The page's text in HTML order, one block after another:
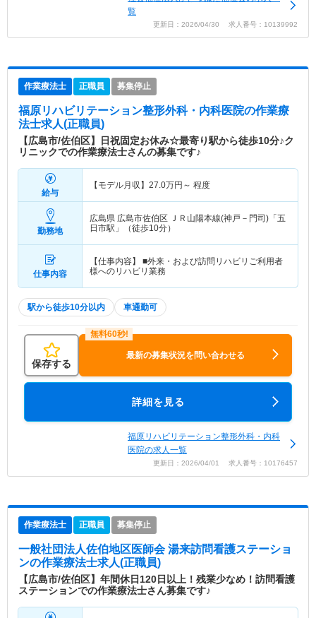
覧
更新日：2026/04/30 求人番号：10139992
作業療法士 正職員 募集停止
福原リハビリテーション整形外科・内科医院の作業療
法士求人(正職員)
【広島市/佐伯区】日祝固定お休み☆最寄り駅から徒歩10分♪ク
リニックでの作業療法士さんの募集です♪
給与
【モデル月収】 27.0万円～ 程度
勤務地
広島県 広島市佐伯区 ＪＲ山陽本線(神戸－門司)「五
日市駅」（徒歩10分）
仕事内容
【仕事内容】 ■外来・および訪問リハビリご利用者
様へのリハビリ業務
駅から徒歩10分以内 車通勤可
保存する
最新の募集状況を問い合わせる
詳細を見る
福原リハビリテーション整形外科・内科
医院の求人一覧
更新日：2026/04/01 求人番号：10176457
作業療法士 正職員 募集停止
一般社団法人佐伯地区医師会 湯来訪問看護ステーショ
ンの作業療法士求人(正職員)
【広島市/佐伯区】年間休日120日以上！残業少なめ！訪問看護
ステーションでの作業療法士さん募集です♪